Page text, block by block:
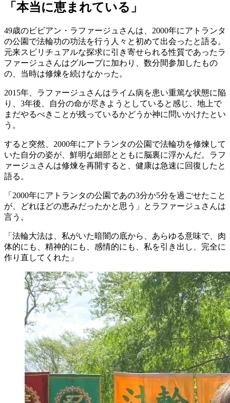
「本当に恵まれている」
49歳のビビアン・ラファージュさんは、2000年にアトランタ
の公園で法輪功の功法を行う人々と初めて出会ったと語る。
元来スピリチュアルな探求に引き寄せられる性質であったラ
ファージュさんはグループに加わり、数分間参加したもの
の、当時は修煉を続けなかった。
2015年、ラファージュさんはライム病を患い重篤な状態に陥
り、3年後、自分の命が尽きようとしていると感じ、地上で
まだやるべきことが残っているかどうか神に問いかけたとい
う。
すると突然、2000年にアトランタの公園で法輪功を修煉して
いた自分の姿が、鮮明な細部とともに脳裏に浮かんだ。ラフ
ァージュさんは修煉を再開すると、健康は急速に回復したと
語る。
「2000年にアトランタの公園であの3分か5分を過ごせたこと
が、どれほどの恵みだったかと思う」とラファージュさんは
言う。
「法輪大法は、私がいた暗闇の底から、あらゆる意味で、肉
体的にも、精神的にも、感情的にも、私を引き出し、完全に
作り直してくれた」